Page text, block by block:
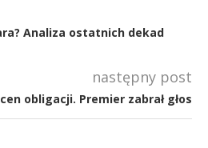
Analiza ostatnich dekad
następny post
obligacji. Premier zabrał głos